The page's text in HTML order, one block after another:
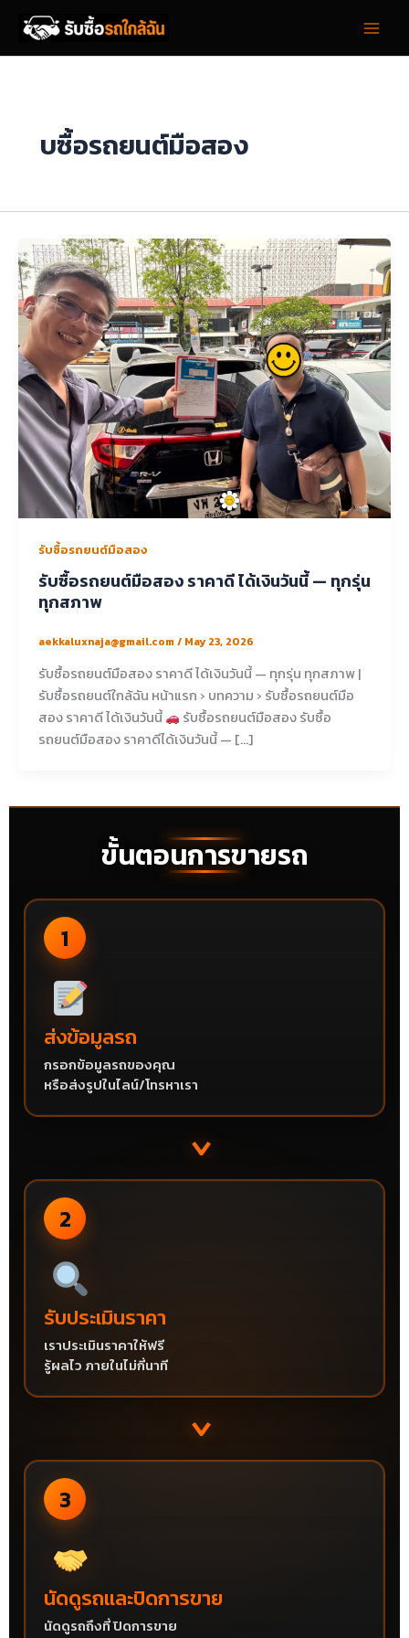
content
บซื้อรถยนต์มือสอง
รับซื้อรถยนต์มือสอง
รับซื้อรถยนต์มือสอง ราคาดี ได้เงินวันนี้ — ทุกรุ่น
ทุกสภาพ
aekkaluxnaja@gmail.com / May 23, 2026
รับซื้อรถยนต์มือสอง ราคาดี ได้เงินวันนี้ — ทุกรุ่น ทุกสภาพ |
รับซื้อรถยนต์ใกล้ฉัน หน้าแรก › บทความ › รับซื้อรถยนต์มือ
สอง ราคาดี ได้เงินวันนี้
รับซื้อรถยนต์มือสอง รับซื้อ
รถยนต์มือสอง ราคาดีได้เงินวันนี้ — […]
ขั้นตอนการขายรถ
1
ส่งข้อมูลรถ
กรอกข้อมูลรถของคุณ
หรือส่งรูปในไลน์/โทรหาเรา
›
2
รับประเมินราคา
เราประเมินราคาให้ฟรี
รู้ผลไว ภายในไม่กี่นาที
›
3
นัดดูรถและปิดการขาย
นัดดูรถถึงที่ ปิดการขาย